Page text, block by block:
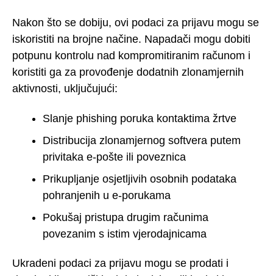
Nakon što se dobiju, ovi podaci za prijavu mogu se
iskoristiti na brojne načine. Napadači mogu dobiti
potpunu kontrolu nad kompromitiranim računom i
koristiti ga za provođenje dodatnih zlonamjernih
aktivnosti, uključujući:
Slanje phishing poruka kontaktima žrtve
Distribucija zlonamjernog softvera putem
privitaka e-pošte ili poveznica
Prikupljanje osjetljivih osobnih podataka
pohranjenih u e-porukama
Pokušaj pristupa drugim računima
povezanim s istim vjerodajnicama
Ukradeni podaci za prijavu mogu se prodati i